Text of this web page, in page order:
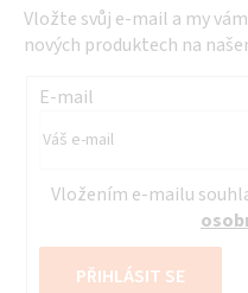
Vložte svůj e-mail a my
nových produktech na
E-mail
Vložením e-mailu
PŘIHLÁSIT SE